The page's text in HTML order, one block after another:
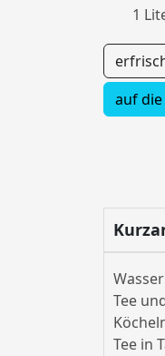
1
auf die
Tee
Tee in